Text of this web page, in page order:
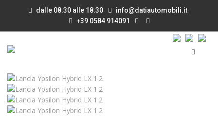
dalle 08:30 alle 18:30
info@datiautomobili.it
+39 0584 914091